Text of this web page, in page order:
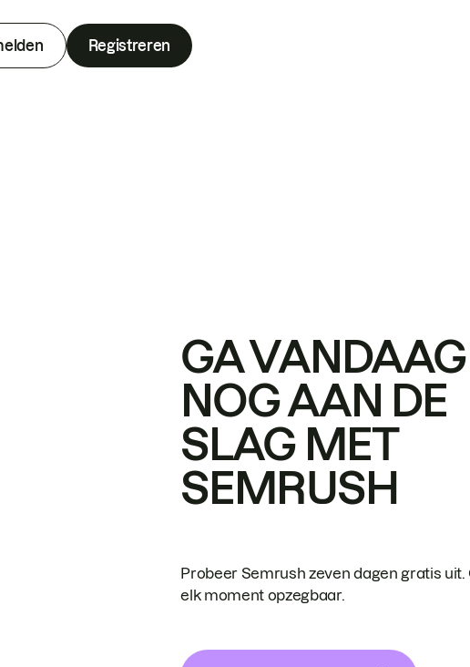
Registreren
GA VANDAAG
NOG AAN DE
SLAG MET
SEMRUSH
Probeer Semrush zeven dagen gratis uit.
elk moment opzegbaar.